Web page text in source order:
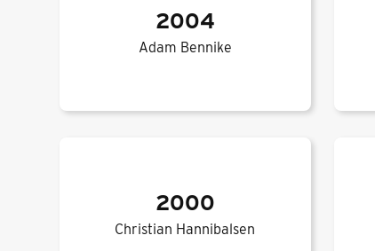
2004
Adam Bennike
2000
Christian Hannibalsen